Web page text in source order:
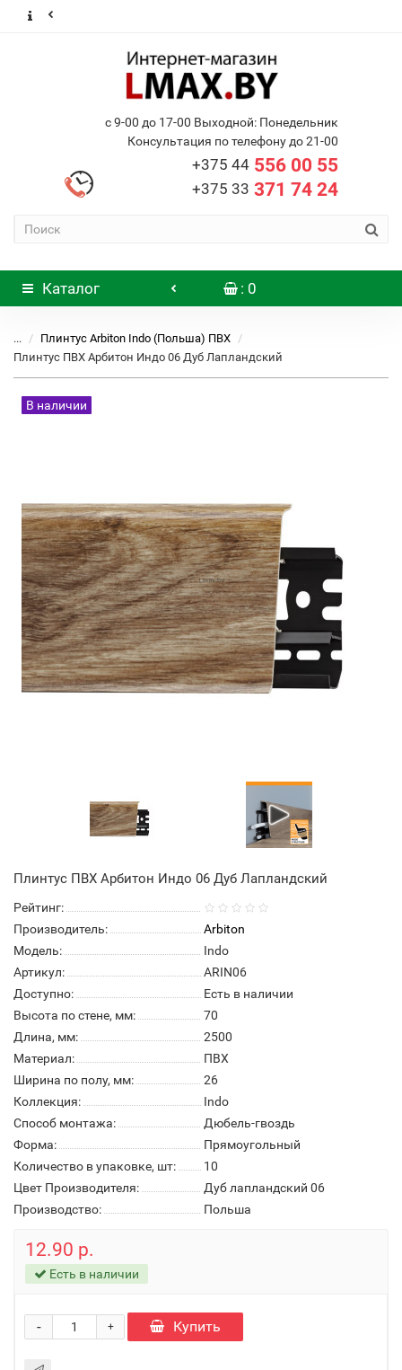
с 9-00 до 17-00 Выходной: Понедельник
Консультация по телефону до 21-00
+375 44556 00 55
+375 33 371 74 24
Каталог : 0
...
Плинтус Arbiton Indo (Польша) ПВХ
Плинтус ПВХ Арбитон Индо 06 Дуб Лапландский
В наличии
Плинтус ПВХ Арбитон Индо 06 Дуб Лапландский
Рейтинг:
Производитель:
Arbiton
Модель:
Indo
Артикул:
ARIN06
Доступно:
Есть в наличии
Высота по стене, мм:
70
Длина, мм:
2500
Материал:
ПВХ
Ширина по полу, мм:
26
Коллекция:
Indo
Способ монтажа:
Дюбель-гвоздь
Форма:
Прямоугольный
Количество в упаковке, шт:
10
Цвет Производителя:
Дуб лапландский 06
Производство:
Польша
12.90 р.
Есть в наличии
+
- Купить